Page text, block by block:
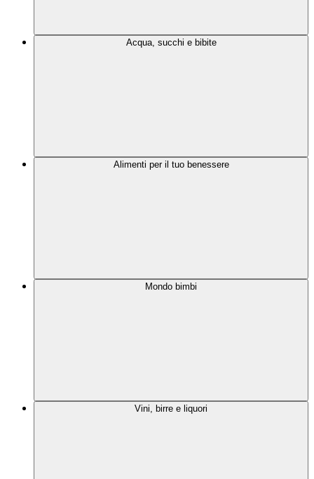
Acqua, succhi e bibite
Alimenti per il tuo benessere
Mondo bimbi
Vini, birre e liquori